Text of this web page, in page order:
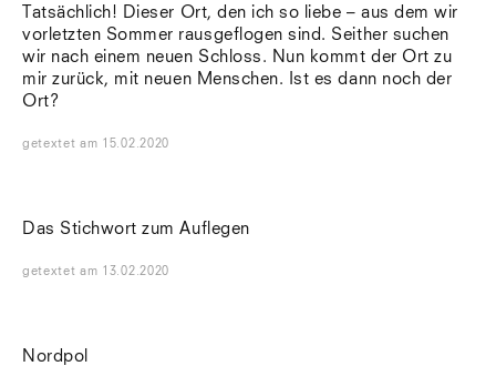
Tatsächlich! Dieser Ort, den ich so liebe – aus dem wir
vorletzten Sommer rausgeflogen sind. Seither suchen
wir nach einem neuen Schloss. Nun kommt der Ort zu
mir zurück, mit neuen Menschen. Ist es dann noch der
Ort?
getextet am 15.02.2020
Das Stichwort zum Auflegen
getextet am 13.02.2020
Nordpol